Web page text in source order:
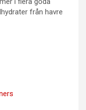
från havre